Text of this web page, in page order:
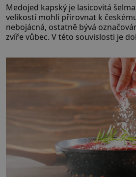
Medojed kapský je lasicovitá
velikostí mohli přirovnat k
nebojácná, ostatně bývá
zvíře vůbec. V této souvislosti je